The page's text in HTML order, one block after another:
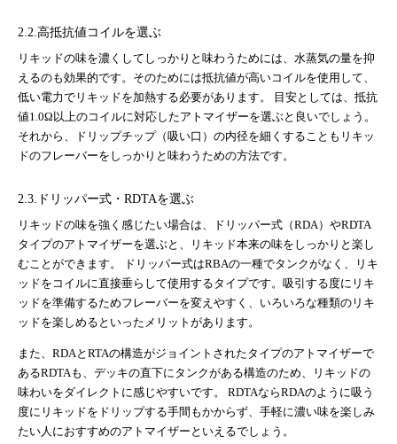
2.2.高抵抗値コイルを選ぶ
リキッドの味を濃くしてしっかりと味わうためには、水蒸気の量を抑
えるのも効果的です。そのためには抵抗値が高いコイルを使用して、
低い電力でリキッドを加熱する必要があります。 目安としては、抵抗
値1.0Ω以上のコイルに対応したアトマイザーを選ぶと良いでしょう。
それから、ドリップチップ（吸い口）の内径を細くすることもリキッ
ドのフレーバーをしっかりと味わうための方法です。
2.3.ドリッパー式・RDTAを選ぶ
リキッドの味を強く感じたい場合は、ドリッパー式（RDA）やRDTA
タイプのアトマイザーを選ぶと、リキッド本来の味をしっかりと楽し
むことができます。 ドリッパー式はRBAの一種でタンクがなく、リキ
ッドをコイルに直接垂らして使用するタイプです。吸引する度にリキ
ッドを準備するためフレーバーを変えやすく、いろいろな種類のリキ
ッドを楽しめるといったメリットがあります。
また、RDAとRTAの構造がジョイントされたタイプのアトマイザーで
あるRDTAも、デッキの直下にタンクがある構造のため、リキッドの
味わいをダイレクトに感じやすいです。 RDTAならRDAのように吸う
度にリキッドをドリップする手間もかからず、手軽に濃い味を楽しみ
たい人におすすめのアトマイザーといえるでしょう。